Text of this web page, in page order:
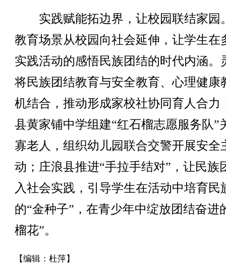
实践赋能拓边界，让校园联结家园
教育场景从校园向社会延伸，让学生在
实践活动的感悟民族团结的时代内涵。
将民族团结教育与安全教育、心理健康
机结合，推动形成家校社协同育人合力
县黄家铺中学组建“红石榴志愿服务队”
寡老人，组织幼儿园联合交警开展安全
动；庄浪县推进“手拉手结对”，让民族
入社会实践，引导学生在活动中培育民
的“金种子”，在青少年中绽放团结奋进
榴花”。
【编辑：杜萍】